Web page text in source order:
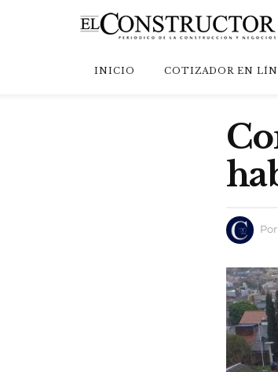
INICIO COTIZADOR EN
Por